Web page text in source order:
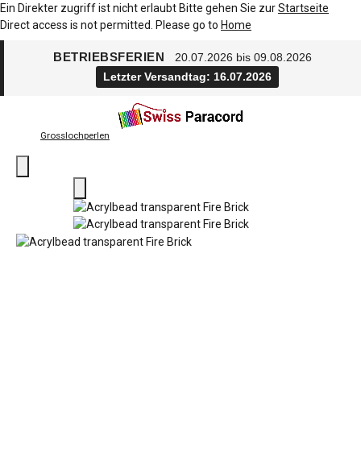
Ein Direkter zugriff ist nicht erlaubt Bitte gehen Sie zurStartseite
Direct access is not permitted. Please go to Home
BETRIEBSFERIEN
20.07.2026 bis 09.08.2026
Letzter Versandtag: 16.07.2026
Grosslochperlen